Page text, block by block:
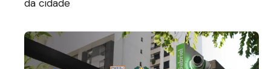
da cidade